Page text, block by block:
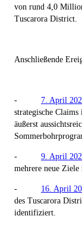
von rund 4,0
Tuscarora District.
Anschließende
- 7. April
strategische
äußerst
- 9. April
mehrere neue
- 16. April
des Tuscarora
identifiziert.